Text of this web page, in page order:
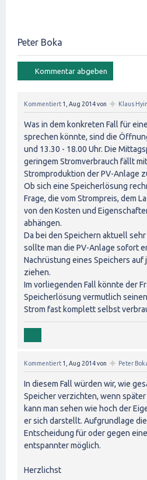
Peter Boka
Kommentiert 1, Aug 2014von ✦ Klaus
Was in dem konkreten Fall für
sprechen könnte, sind die
und 13.30 - 18.00 Uhr. Die
geringem Stromverbrauch fällt
Stromproduktion der PV-Anlage
Ob sich eine Speicherlösung
Frage, die vom Strompreis, dem
von den Kosten und
abhängen.
Da bei den Speichern aktuell
sollte man die PV-Anlage sofort
Nachrüstung eines Speichers auf
ziehen.
Im vorliegenden Fall könnte der
Speicherlösung vermutlich
Strom fast komplett selbst
Kommentiert 1, Aug 2014von ✦ Peter
In diesem Fall würden wir, wie
Speicher verzichten, wenn
kann man sehen wie hoch der
er sich darstellt. Aufgrundlage
Entscheidung für oder gegen
entspannter möglich.
Herzlichst